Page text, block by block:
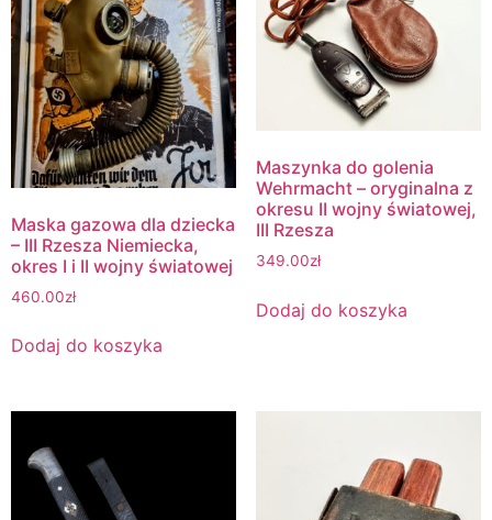
Maska gazowa dla dziecka
– III Rzesza Niemiecka,
okres I i II wojny światowej
460.00zł
Dodaj do koszyka
Maszynka do golenia
Wehrmacht – oryginalna z
okresu II wojny światowej,
III Rzesza
349.00zł
Dodaj do koszyka